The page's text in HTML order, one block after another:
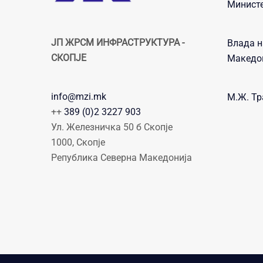
ЈП ЖРСМ ИНФРАСТРУКТУРА -
СКОПЈЕ
info@mzi.mk
++ 389 (0)2 3227 903
Ул. Железничка 50 б Скопје
1000, Скопје
Република Северна Македонија
Влада
М.Ж.